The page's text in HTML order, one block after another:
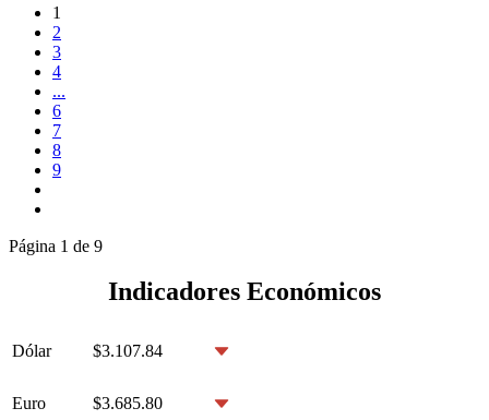
1
2
3
4
...
6
7
8
9
Página 1 de 9
Indicadores Económicos
Dólar $3.107.84
Euro $3.685.80